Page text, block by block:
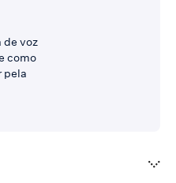
de voz
como
pela